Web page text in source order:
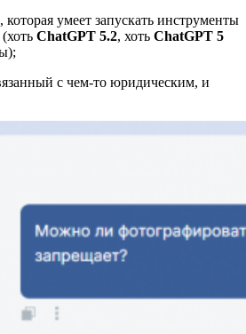
умеет запускать инструменты
ChatGPT 5.2, хоть ChatGPT 5
с чем-то юридическим, и